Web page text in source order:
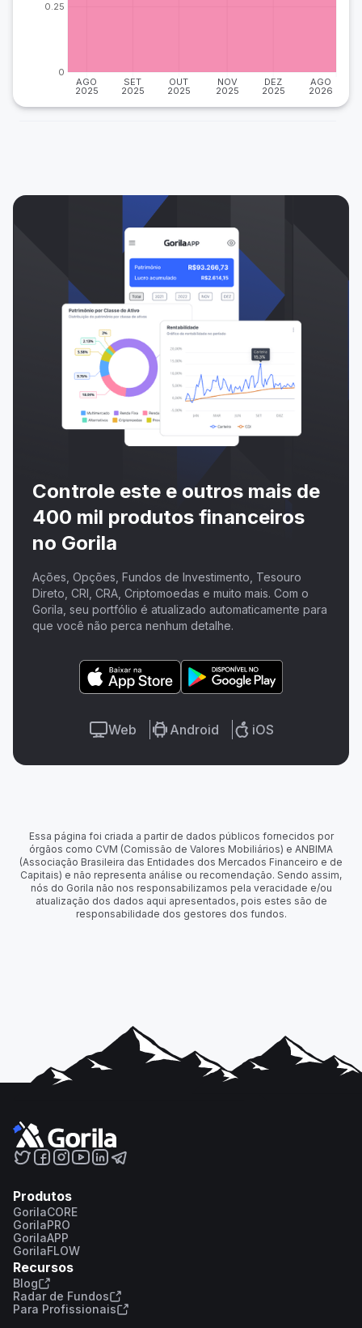
AGO
2025
SET
2025
OUT
2025
NOV
2025
DEZ
2025
AGO
2026
0
0.25
Controle este e outros mais de
400 mil produtos financeiros
no Gorila
Ações, Opções, Fundos de Investimento, Tesouro
Direto, CRI, CRA, Criptomoedas e muito mais. Com o
Gorila, seu portfólio é atualizado automaticamente para
que você não perca nenhum detalhe.
Web Android iOS
Essa página foi criada a partir de dados públicos fornecidos por
órgãos como CVM (Comissão de Valores Mobiliários) e ANBIMA
(Associação Brasileira das Entidades dos Mercados Financeiro e de
Capitais) e não representa análise ou recomendação. Sendo assim,
nós do Gorila não nos responsabilizamos pela veracidade e/ou
atualização dos dados aqui apresentados, pois estes são de
responsabilidade dos gestores dos fundos.
Produtos
GorilaCORE
GorilaPRO
GorilaAPP
GorilaFLOW
Recursos
Blog
Radar de Fundos
Para Profissionais